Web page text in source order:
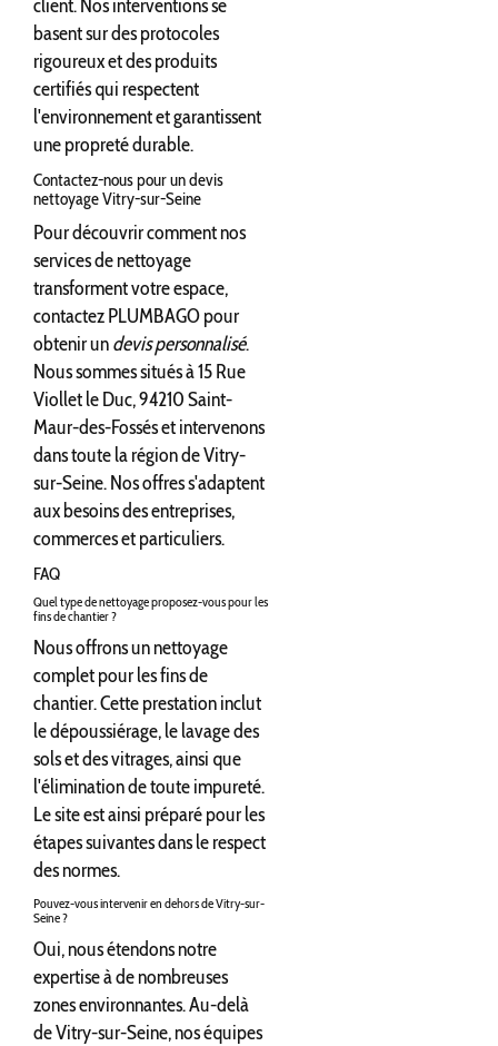
client. Nos interventions se
basent sur des protocoles
rigoureux et des produits
certifiés qui respectent
l'environnement et garantissent
une propreté durable.
Contactez-nous pour un devis
nettoyage Vitry-sur-Seine
Pour découvrir comment nos
services de nettoyage
transforment votre espace,
contactez PLUMBAGO pour
obtenir undevis personnalisé.
Nous sommes situés à 15 Rue
Viollet le Duc, 94210 Saint-
Maur-des-Fossés et intervenons
dans toute la région de Vitry-
sur-Seine. Nos offres s'adaptent
aux besoins des entreprises,
commerces et particuliers.
FAQ
Quel type de nettoyage proposez-vous pour les
fins de chantier ?
Nous offrons un nettoyage
complet pour les fins de
chantier. Cette prestation inclut
le dépoussiérage, le lavage des
sols et des vitrages, ainsi que
l'élimination de toute impureté.
Le site est ainsi préparé pour les
étapes suivantes dans le respect
des normes.
Pouvez-vous intervenir en dehors de Vitry-sur-
Seine ?
Oui, nous étendons notre
expertise à de nombreuses
zones environnantes. Au-delà
de Vitry-sur-Seine, nos équipes